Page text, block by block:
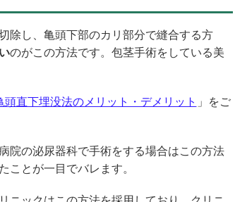
除し、亀頭下部のカリ部分で縫合する方
のがこの方法です。包茎手術をしている美
頭直下埋没法のメリット・デメリット 」をご
院の泌尿器科で手術をする場合はこの方法
ことが一目でバレます。